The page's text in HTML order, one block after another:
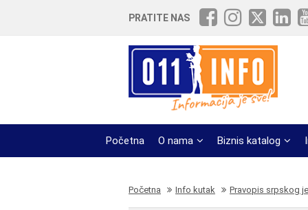
PRATITE NAS
Početna O nama Biznis katalog
Početna Info kutak Pravopis srpskog